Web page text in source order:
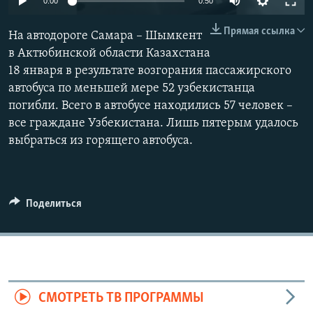
Прямая ссылка
На автодороге Самара – Шымкент
в Актюбинской области Казахстана
18 января в результате возгорания пассажирского
автобуса по меньшей мере 52 узбекистанца
погибли. Всего в автобусе находились 57 человек –
все граждане Узбекистана. Лишь пятерым удалось
выбраться из горящего автобуса.
Поделиться
СМОТРЕТЬ ТВ ПРОГРАММЫ